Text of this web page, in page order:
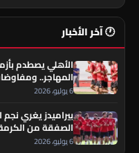
🕐 آخر الأخبار
الأهلي يصطدم
المهاجر..
6 يوليو، 2026
بيراميدز يغري
الصفقة من
6 يوليو، 2026